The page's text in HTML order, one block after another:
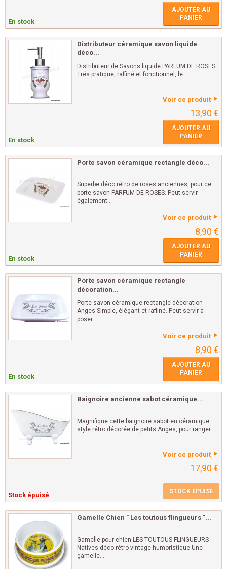
En stock
AJOUTER AU
PANIER
Distributeur céramique savon liquide
déco...
Distributeur de Savons liquide PARFUM DE ROSES.
Trés pratique, raffiné et fonctionnel, le...
Voir ce produit
13,90 €
En stock
AJOUTER AU
PANIER
Porte savon céramique rectangle déco...
Superbe déco rétro de roses anciennes, pour ce
porte savon PARFUM DE ROSES. Peut servir
également...
Voir ce produit
8,90 €
En stock
AJOUTER AU
PANIER
Porte savon céramique rectangle
décoration...
Porte savon céramique rectangle décoration
Anges Simple, élégant et raffiné. Peut servir à
poser...
Voir ce produit
8,90 €
En stock
AJOUTER AU
PANIER
Baignoire ancienne sabot céramique...
Magnifique cette baignoire sabot en céramique
style rétro décorée de petits Anges, pour ranger...
Voir ce produit
17,90 €
Stock épuisé STOCK ÉPUISÉ
Gamelle Chien " Les toutous flingueurs "...
Gamelle pour chien LES TOUTOUS FLINGUEURS
Natives déco rétro vintage humoristique Une
gamelle...